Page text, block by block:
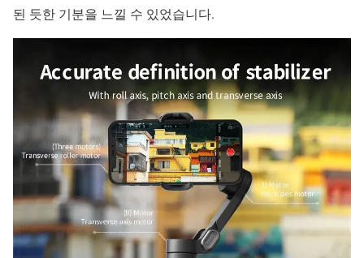
된 듯한 기분을 느낄 수 있었습니다.